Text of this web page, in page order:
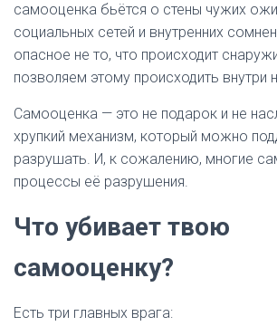
самооценка бьётся о стены чужих
социальных сетей и внутренних
опасное не то, что происходит
позволяем этому происходить внутри
Самооценка — это не подарок и не
хрупкий механизм, который можно
разрушать. И, к сожалению, многие
процессы её разрушения.
Что убивает твою
самооценку?
Есть три главных врага: